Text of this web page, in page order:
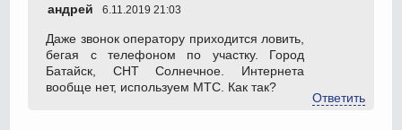
андрей 6.11.2019 21:03
Даже звонок оператору приходится ловить,
бегая с телефоном по участку. Город
Батайск, СНТ Солнечное. Интернета
вообще нет, используем МТС. Как так?
Ответить